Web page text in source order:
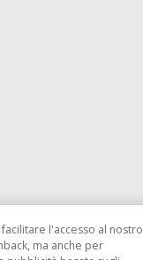
l'accesso al nostro
ma anche per